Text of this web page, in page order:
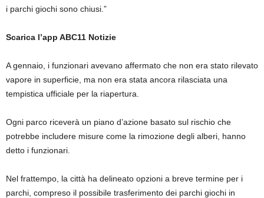
i parchi giochi sono chiusi.”
Scarica l’app ABC11 Notizie
A gennaio, i funzionari avevano affermato che non era stato rilevato
vapore in superficie, ma non era stata ancora rilasciata una
tempistica ufficiale per la riapertura.
Ogni parco riceverà un piano d’azione basato sul rischio che
potrebbe includere misure come la rimozione degli alberi, hanno
detto i funzionari.
Nel frattempo, la città ha delineato opzioni a breve termine per i
parchi, compreso il possibile trasferimento dei parchi giochi in